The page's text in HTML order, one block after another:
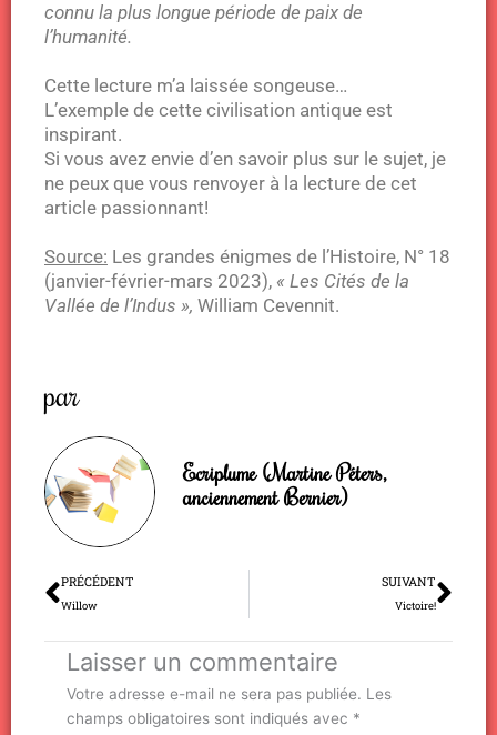
connu la plus longue période de paix de
l’humanité.
Cette lecture m’a laissée songeuse…
L’exemple de cette civilisation antique est
inspirant.
Si vous avez envie d’en savoir plus sur le sujet, je
ne peux que vous renvoyer à la lecture de cet
article passionnant!
Source: Les grandes énigmes de l’Histoire, N° 18
(janvier-février-mars 2023), « Les Cités de la
Vallée de l’Indus », William Cevennit.
par
Ecriplume (Martine Péters,
anciennement Bernier)
Précédent
PRÉCÉDENT
Willow
SUIVANT
Victoire!
Laisser un commentaire
Votre adresse e-mail ne sera pas publiée. Les
champs obligatoires sont indiqués avec *